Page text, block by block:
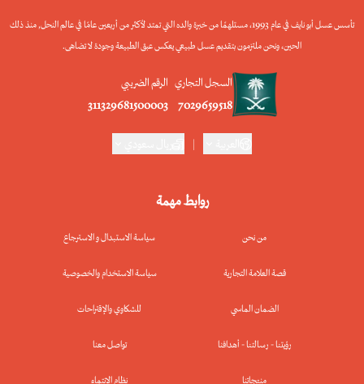
روابط مهمة
من نحن
قصة العلامة التجارية
الضمان الماسي
رؤيتنا - رسالتنا - أهدافنا
منتجاتنا
سياسة الاستبدال و الاسترجاع
سياسة الاستخدام والخصوصية
للشكاوي والإقتراحات
تواصل معنا
نظام الإنتماء
تأسس عسل أبو نايف في عام 1993، مستلهمًا من خبرة والده التي تمتد لأكثر من أربعين عامًا في عالم النحل, منذ ذلك
الحين، ونحن ملتزمون بتقديم عسل طبيعي يعكس عبق الطبيعة وجودة لا تضاهى.
السجل التجاري
7029659518
الرقم الضريبي
311329681500003
|